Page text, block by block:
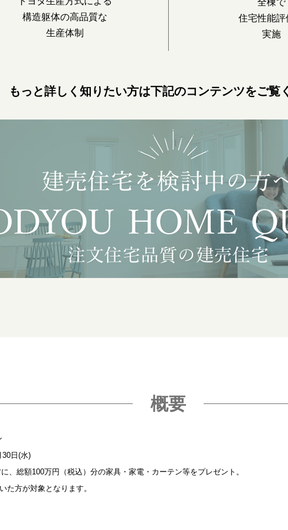
構造躯体の高品質な
生産体制
全棟で
住宅性能評
実施
もっと詳しく知りたい方は下記のコンテンツをご覧
概要
30日(水)
、総額100万円（税込）分の家具・家電・カーテン等をプレゼント。
た方が対象となります。